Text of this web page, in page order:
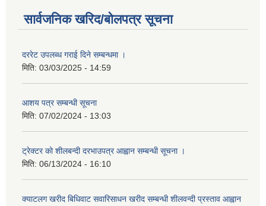
सार्वजनिक खरिद/बोलपत्र सूचना
दररेट उपलब्ध गराई दिने सम्बन्धमा ।
मिति: 03/03/2025 - 14:59
आशय पत्र सम्बन्धी सूचना
मिति: 07/02/2024 - 13:03
ट्रेक्टर को शीलबन्दी दरभाउपत्र आह्वान सम्बन्धी सूचना ।
मिति: 06/13/2024 - 16:10
क्याटलग खरीद बिधिवाट सवारिसाधन खरीद सम्बन्धी शीलवन्दी प्रस्ताव आह्वान